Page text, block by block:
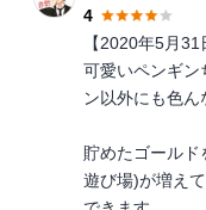
4
【2020年5月31
可愛いペンギン
ン以外にも色ん
貯めたゴール
遊び場)が増え